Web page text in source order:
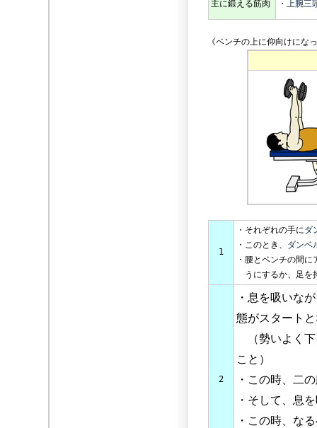
主に鍛える筋肉 ・上腕
《ベンチの上に仰向けにな
1
・それぞれの手にダ
・このとき、
ダンベ
・腰とベンチの間
うにするか、足を
2
・息を吸いな
態がスタート
（勢いよく下
こと）
・この時、二
・そして、息
・この時、な